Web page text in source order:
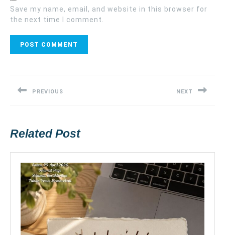
Save my name, email, and website in this browser for
the next time I comment.
PREVIOUS NEXT
Related Post